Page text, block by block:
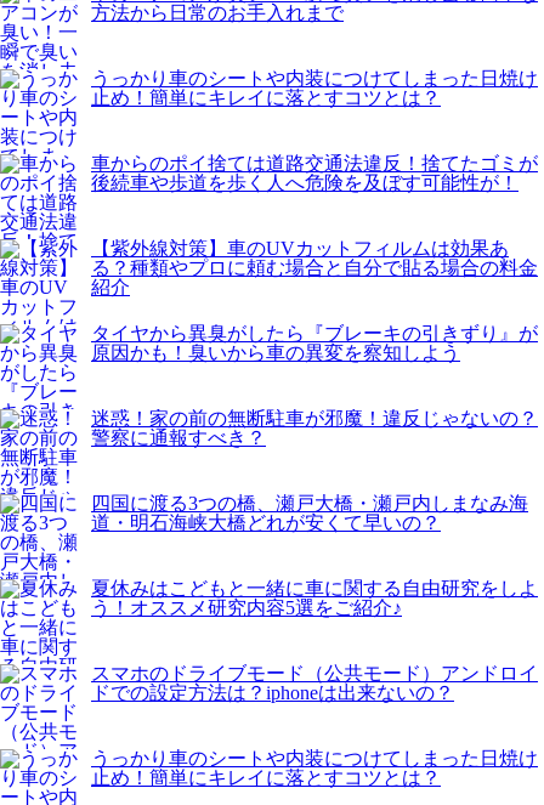
方法から日常のお手入れまで
うっかり車のシートや内装につけてしまった日焼け
止め！簡単にキレイに落とすコツとは？
車からのポイ捨ては道路交通法違反！捨てたゴミが
後続車や歩道を歩く人へ危険を及ぼす可能性が！
【紫外線対策】車のUVカットフィルムは効果あ
る？種類やプロに頼む場合と自分で貼る場合の料金
紹介
タイヤから異臭がしたら『ブレーキの引きずり』が
原因かも！臭いから車の異変を察知しよう
迷惑！家の前の無断駐車が邪魔！違反じゃないの？
警察に通報すべき？
四国に渡る3つの橋、瀬戸大橋・瀬戸内しまなみ海
道・明石海峡大橋どれが安くて早いの？
夏休みはこどもと一緒に車に関する自由研究をしよ
う！オススメ研究内容5選をご紹介♪
スマホのドライブモード（公共モード）アンドロイ
ドでの設定方法は？iphoneは出来ないの？
うっかり車のシートや内装につけてしまった日焼け
止め！簡単にキレイに落とすコツとは？